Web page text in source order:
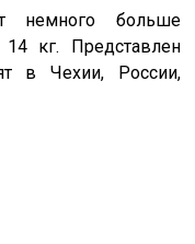
немного больше
кг. Представлен
в Чехии, России,